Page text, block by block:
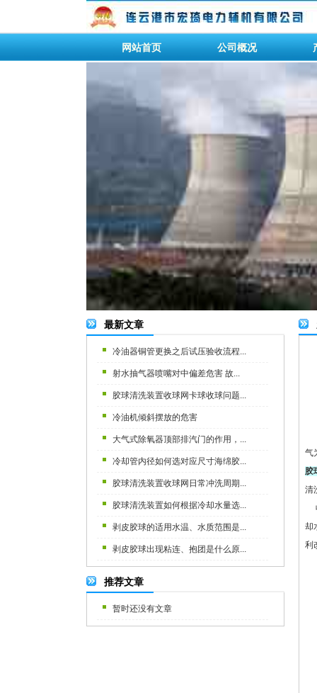
网站首页 公司概况
最新文章
冷油器铜管更换之后试压验收流程...
射水抽气器喷嘴对中偏差危害 故...
胶球清洗装置收球网卡球收球问题...
冷油机倾斜摆放的危害
大气式除氧器顶部排汽门的作用，...
冷却管内径如何选对应尺寸海绵胶...
胶球清洗装置收球网日常冲洗周期...
胶球清洗装置如何根据冷却水量选...
剥皮胶球的适用水温、水质范围是...
剥皮胶球出现粘连、抱团是什么原...
推荐文章
暂时还没有文章
气
胶
清
却
利